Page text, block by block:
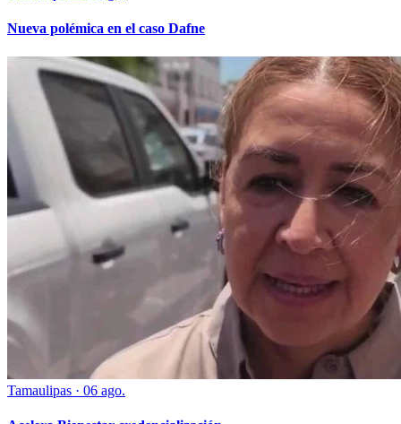
Nueva polémica en el caso Dafne
Tamaulipas · 06 ago.